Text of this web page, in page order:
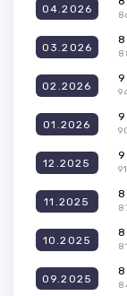
04.2026
03.2026
02.2026
01.2026
12.2025
11.2025
10.2025
09.2025